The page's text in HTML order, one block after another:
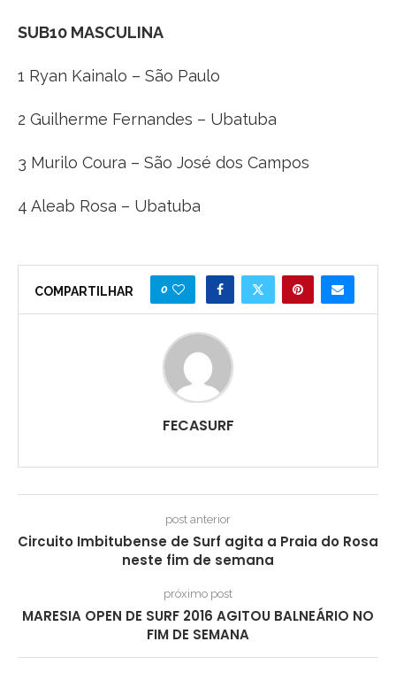
SUB10 MASCULINA
1 Ryan Kainalo – São Paulo
2 Guilherme Fernandes – Ubatuba
3 Murilo Coura – São José dos Campos
4 Aleab Rosa – Ubatuba
COMPARTILHAR 0
FECASURF
post anterior
Circuito Imbitubense de Surf agita a Praia do Rosa
neste fim de semana
próximo post
MARESIA OPEN DE SURF 2016 AGITOU BALNEÁRIO NO
FIM DE SEMANA